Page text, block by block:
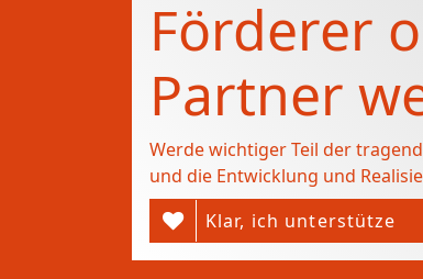
Förderer
Partner
Werde wichtiger Teil der
und die Entwicklung und
Klar, ich unterstütze